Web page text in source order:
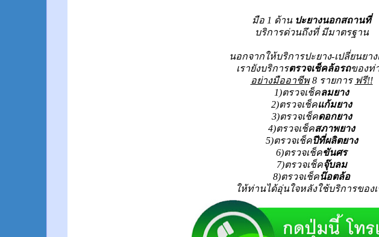
มือ 1 ด้าน ปะยางนอกสถานที่
บริการด่วนถึงที่ มีมาตรฐาน
นอกจากให้บริการปะยาง-เปลี่ยนยา
เรายังบริการตรวจเช็คล้อรถของท่
อย่างมืออาชีพ8 รายการ ฟรี!!
1)ตรวจเช็คลมยาง
2)ตรวจเช็คแก้มยาง
3)ตรวจเช็คดอกยาง
4)ตรวจเช็คสภาพยาง
5)ตรวจเช็คปีที่ผลิตยาง
6)ตรวจเช็คขันศร
7)ตรวจเช็คจุ๊บลม
8)ตรวจเช็คน๊อตล้อ
ให้ท่านได้อุ่นใจหลังใช้บริการของเ